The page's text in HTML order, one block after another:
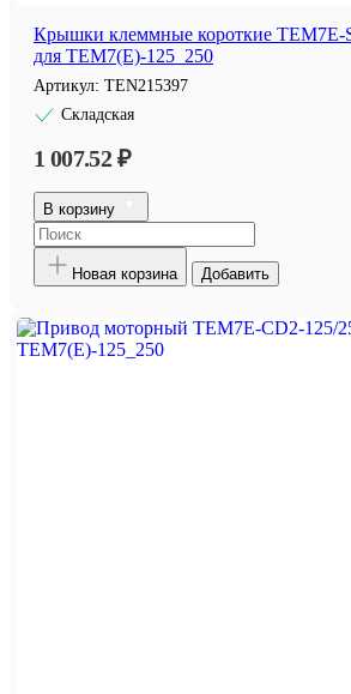
Крышки клеммные короткие TEM7E-
для TEM7(E)-125_250
Артикул: TEN215397
Складская
1 007.52 ₽
В корзину
Новая корзина Добавить